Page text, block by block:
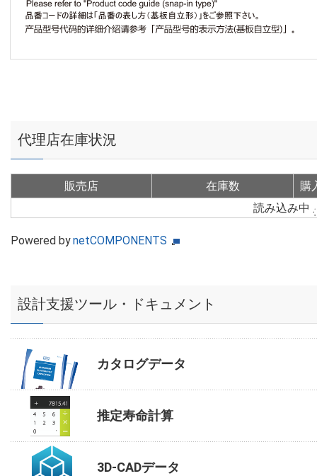
代理店在庫状況
販売店 在庫数
購
読み込み中
Powered bynetCOMPONENTS
設計支援ツール・ドキュメント
カタログデータ
推定寿命計算
3D-CADデータ